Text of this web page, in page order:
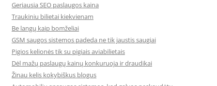
Geriausia SEO paslaugos kaina
Traukiniu bilietai kiekvienam
Be langų kaip bomželiai
GSM saugos sistemos padeda ne tik jaustis saugiai
Pigios kelionės tik su pigiais aviabilietais
Dėl mažų paslaugų kainų konkuruoja ir draudikai
Žinau kelis kokybiškus blogus